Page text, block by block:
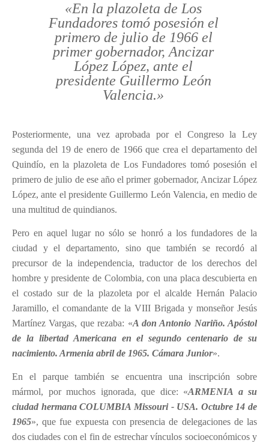
«En la plazoleta de Los
Fundadores tomó posesión el
primero de julio de 1966 el
primer gobernador, Ancizar
López López, ante el
presidente Guillermo León
Valencia.»
Posteriormente, una vez aprobada por el Congreso la Ley
segunda del 19 de enero de 1966 que crea el departamento del
Quindío, en la plazoleta de Los Fundadores tomó posesión el
primero de julio de ese año el primer gobernador, Ancizar López
López, ante el presidente Guillermo León Valencia, en medio de
una multitud de quindianos.
Pero en aquel lugar no sólo se honró a los fundadores de la
ciudad y el departamento, sino que también se recordó al
precursor de la independencia, traductor de los derechos del
hombre y presidente de Colombia, con una placa descubierta en
el costado sur de la plazoleta por el alcalde Hernán Palacio
Jaramillo, el comandante de la VIII Brigada y monseñor Jesús
Martínez Vargas, que rezaba: «A don Antonio Nariño. Apóstol
de la libertad Americana en el segundo centenario de su
nacimiento. Armenia abril de 1965. Cámara Junior».
En el parque también se encuentra una inscripción sobre
mármol, por muchos ignorada, que dice: «ARMENIA a su
ciudad hermana COLUMBIA Missouri - USA. Octubre 14 de
1965», que fue expuesta con presencia de delegaciones de las
dos ciudades con el fin de estrechar vínculos socioeconómicos y